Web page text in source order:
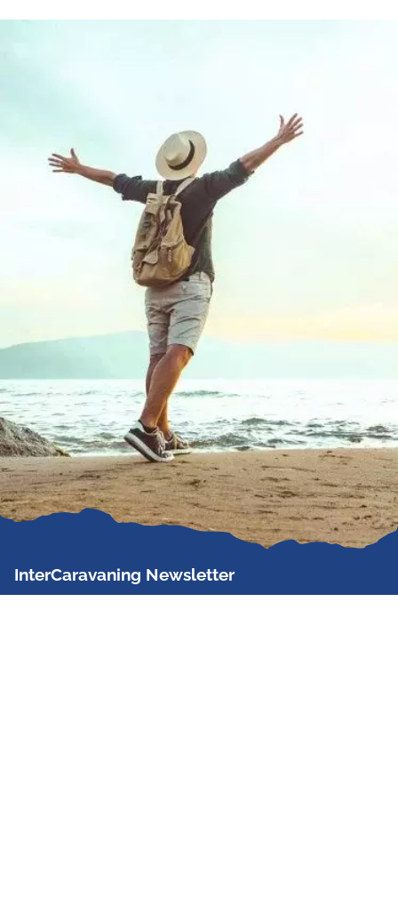
InterCaravaning Newsletter